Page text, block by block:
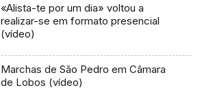
«Alista-te por um dia» voltou a
realizar-se em formato presencial
(vídeo)
Marchas de São Pedro em Câmara
de Lobos (vídeo)